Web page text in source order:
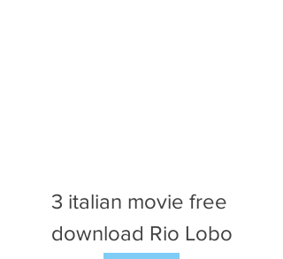
3 italian movie free
download Rio Lobo